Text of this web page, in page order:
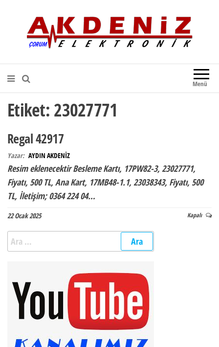
Akdeniz Elektronik
Teknik Destek, Kaliteli Hizmet |
Çorum Elektronik Firması
Menü
Etiket: 23027771
Regal 42917
Yazar: AYDIN AKDENİZ
Resim eklenecektir Besleme Kartı, 17PW82-3, 23027771,
Fiyatı, 500 TL, Ana Kart, 17MB48-1.1, 23038343, Fiyatı, 500
TL, İletişim; 0364 224 04…
22 Ocak 2025 Kapalı
Arama: